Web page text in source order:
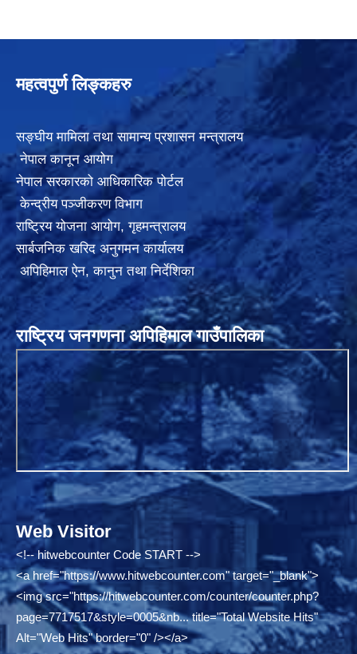
महत्वपुर्ण लिङ्कहरु
सङ्घीय मामिला तथा सामान्य प्रशासन मन्त्रालय
नेपाल कानून आयोग
नेपाल सरकारको आधिकारिक पोर्टल
केन्द्रीय पञ्जीकरण विभाग
राष्ट्रिय योजना आयोग,गृहमन्त्रालय
सार्बजनिक खरिद अनुगमन कार्यालय
अपिहिमाल ऐन, कानुन तथा निर्देशिका
राष्ट्रिय जनगणना अपिहिमाल गाउँपालिका
Web Visitor
<!-- hitwebcounter Code START -->
<a href="https://www.hitwebcounter.com"target="_blank">
<img src="https://hitwebcounter.com/counter/counter.php?
page=7717517&style=0005&nb...title="Total Website Hits"
Alt="Web Hits" border="0" /></a>